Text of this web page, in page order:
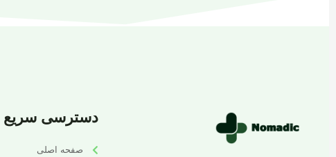
دسترسی سریع
صفحه اصلی